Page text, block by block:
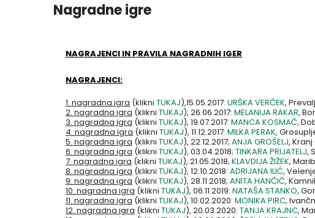
Nagradne igre
NAGRAJENCI IN PRAVILA NAGRADNIH IGER
NAGRAJENCI:
1. nagradna igra (klikni TUKAJ),15.05.2017: URŠKA VERČEK,
2. nagradna igra (klikni TUKAJ), 26.06.2017: MELANIJA RAKAR,
3. nagradna igra (klikni TUKAJ), 19.07.2017: MANCA KOSMAČ,
4. nagradna igra (klikni TUKAJ), 11.12.2017: MILKA PERAK,
5. nagradna igra (klikni TUKAJ), 22.12.2017; ANJA GROŠELJ, Kranj
6. nagradna igra (klikni TUKAJ), 03.04.2018; TINKARA PRIJATELJ,
7. nagradna igra (klikni TUKAJ), 21.05.2018; KLAVDIJA ŽIŽEK,
8. nagradna igra (klikni TUKAJ), 12.10.2018: ADRIJANA ILIĆ,
9. nagradna igra (klikni TUKAJ), 28.11.2018; ANITA HANČIČ,
10. nagradna igra (klikni TUKAJ), 06.11.2019: NATAŠA STANKO,
11. nagradna igra (klikni TUKAJ), 10.02.2020: MONIKA PIRC,
12. nagradna igra (klikni TUKAJ), 20.03.2020: TANJA KRAJNC,